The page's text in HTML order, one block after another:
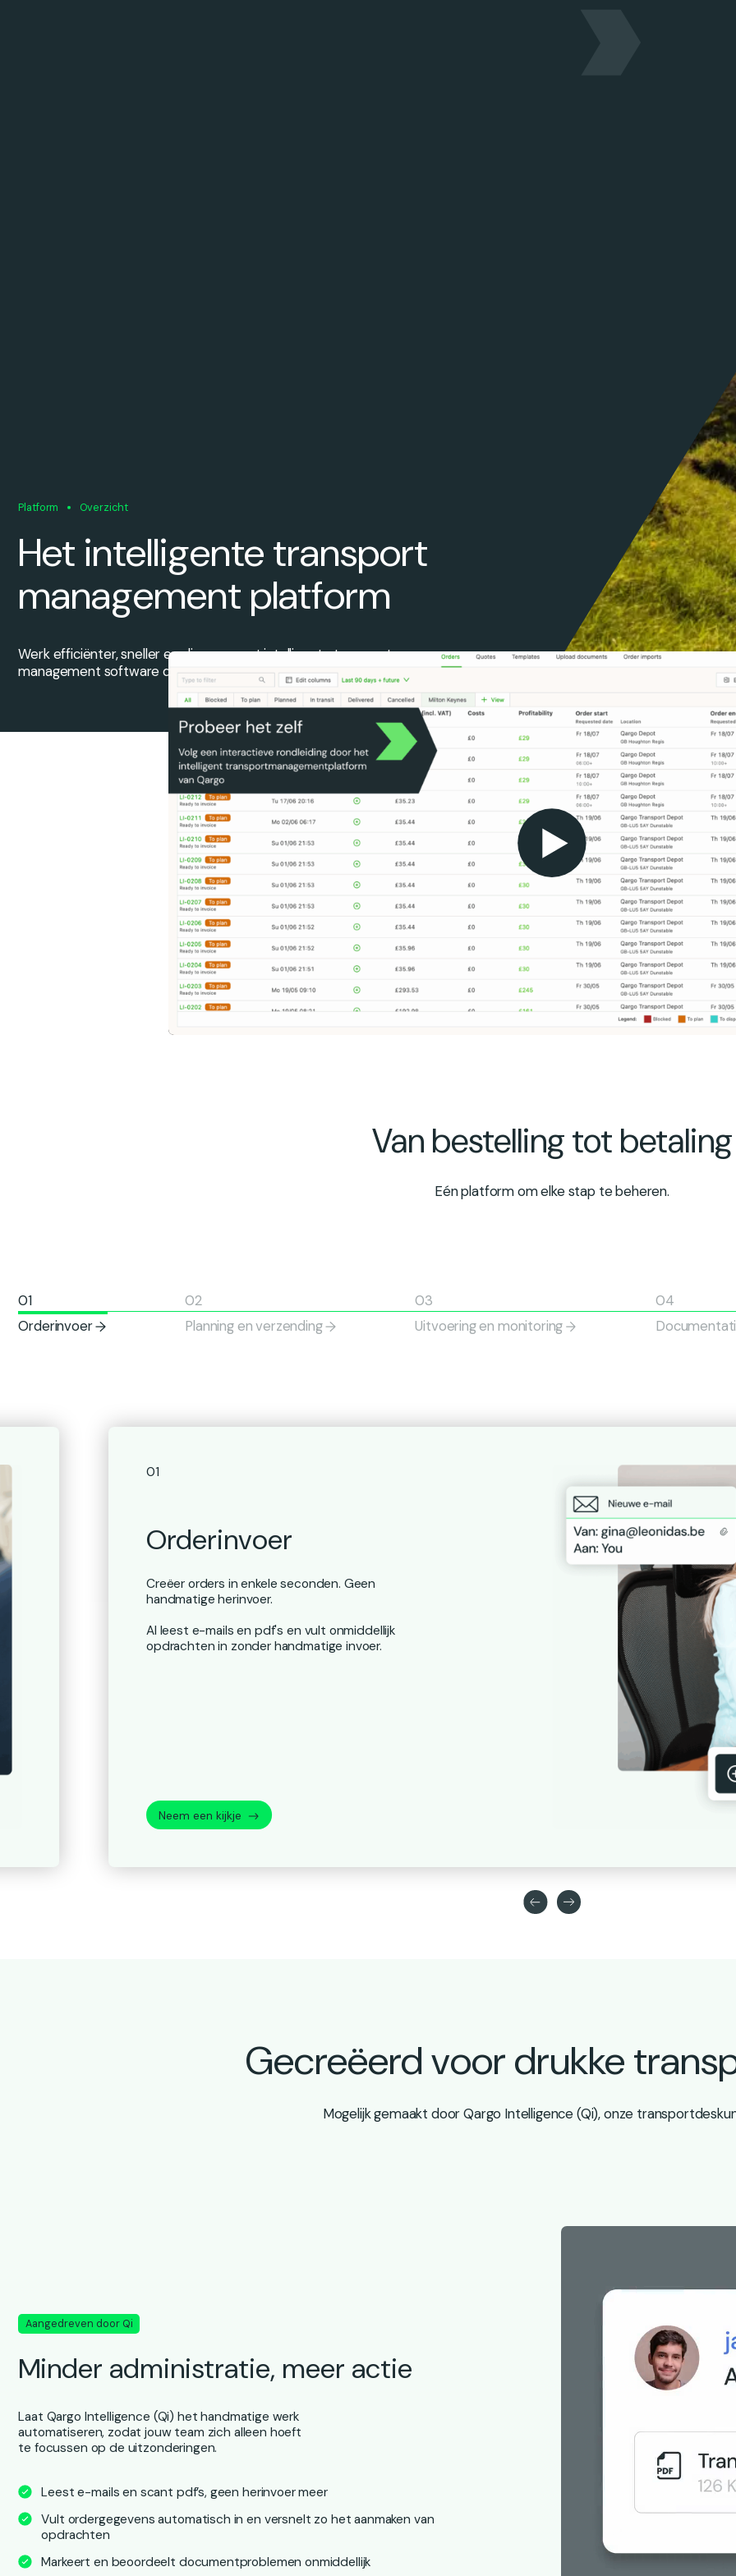
Platform Overzicht
Het intelligente transport
management platform
Werk efficiënter, sneller en slimmer, met intelligente transport
management software die is ontworpen voor moderne logistiek.
Van bestelling tot betaling
Eén platform om elke stap te beheren.
Orderinvoer Planning en verzending Uitvoering en monitoring
01
Orderinvoer
Creëer orders in enkele seconden. Geen
handmatige herinvoer.
AI leest e-mails en pdf's en vult onmiddellijk
opdrachten in zonder handmatige invoer.
Neem een kijkje
Gecreëerd voor drukke
Mogelijk gemaakt door Qargo Intelligence (Qi), onze
Aangedreven door Qi
Minder administratie, meer actie
Laat Qargo Intelligence (Qi) het handmatige werk
automatiseren, zodat jouw team zich alleen hoeft
te focussen op de uitzonderingen.
Leest e-mails en scant pdf’s, geen herinvoer meer
Vult ordergegevens automatisch in en versnelt zo het aanmaken van
opdrachten
Markeert en beoordeelt documentproblemen onmiddellijk